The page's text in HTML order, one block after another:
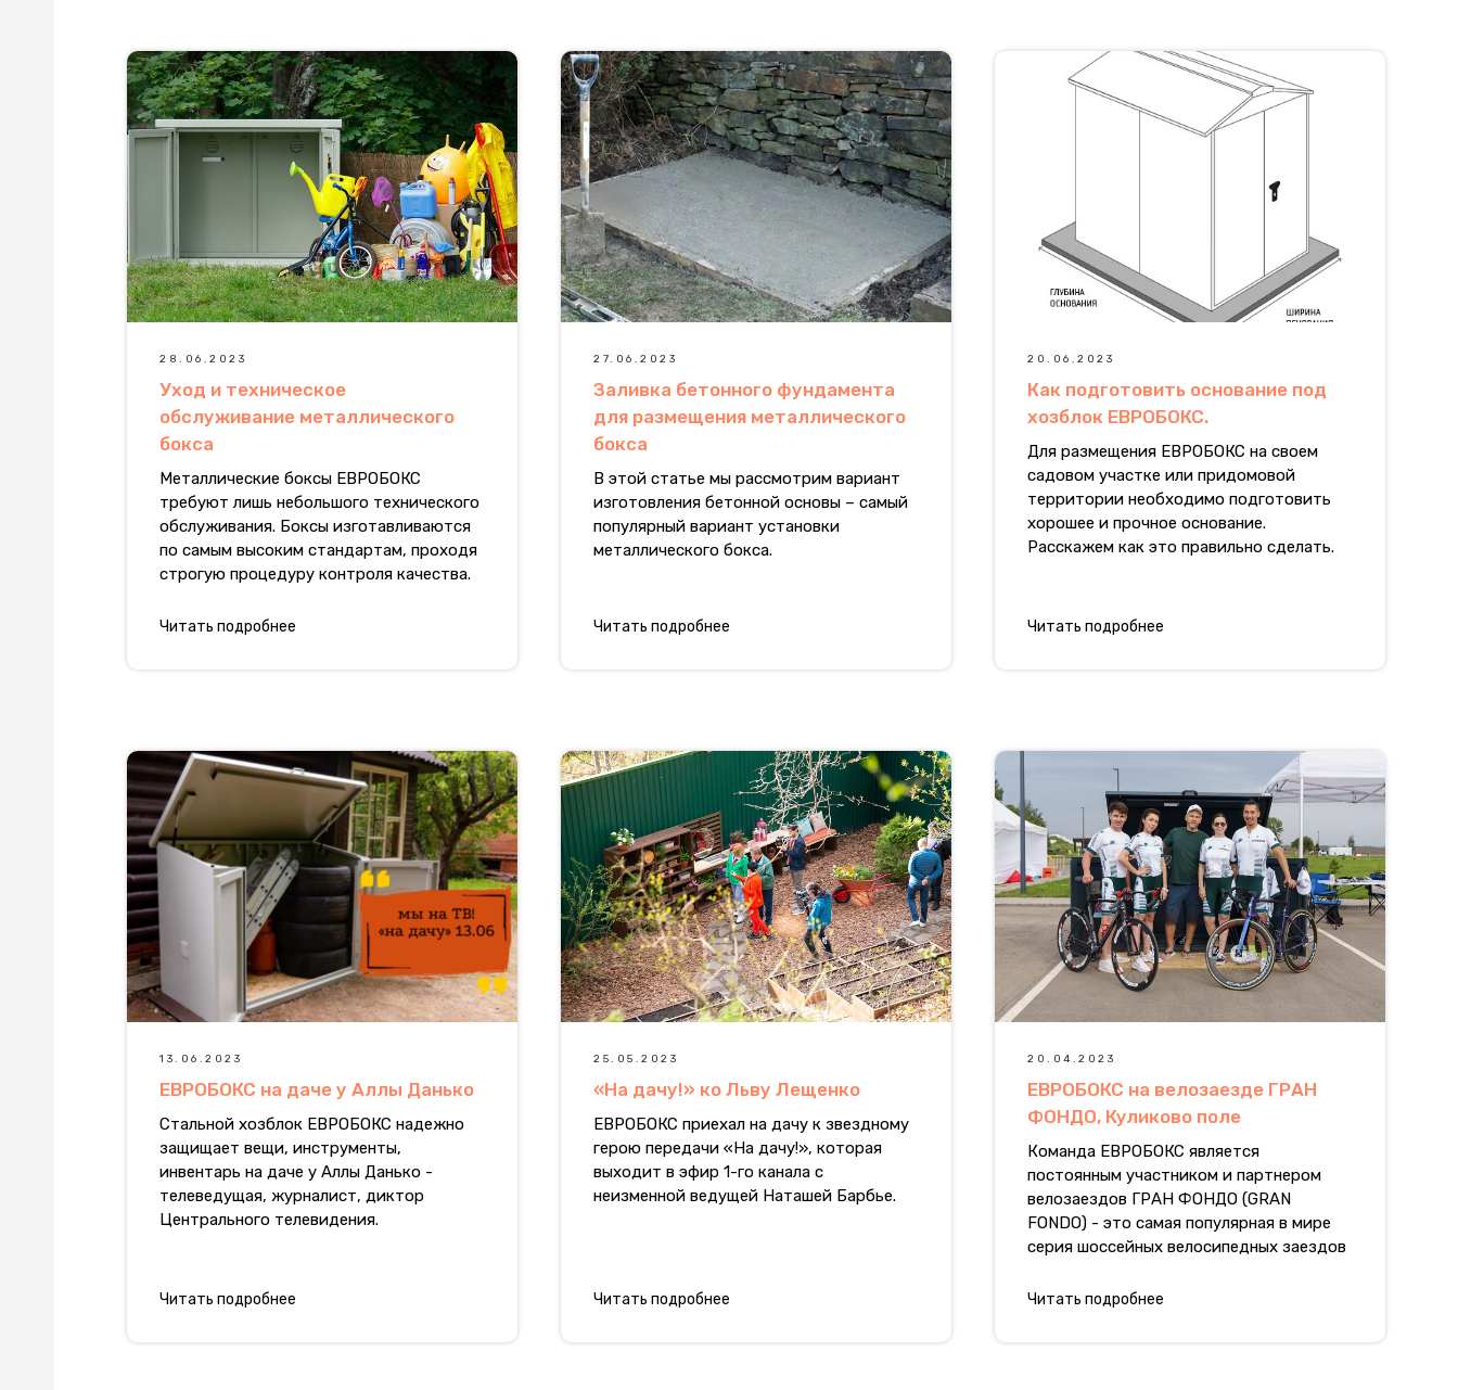
28.06.2023
Уход и техническое
обслуживание металлического
бокса
Металлические боксы ЕВРОБОКС
требуют лишь небольшого технического
обслуживания. Боксы изготавливаются
по самым высоким стандартам, проходя
строгую процедуру контроля качества.
Читать подробнее
27.06.2023
Заливка бетонного фундамента
для размещения металлического
бокса
В этой статье мы рассмотрим вариант
изготовления бетонной основы – самый
популярный вариант установки
металлического бокса.
Читать подробнее
20.06.2023
Как подготовить основание под
хозблок ЕВРОБОКС.
Для размещения ЕВРОБОКС на своем
садовом участке или придомовой
территории необходимо подготовить
хорошее и прочное основание.
Расскажем как это правильно сделать.
Читать подробнее
13.06.2023
ЕВРОБОКС на даче у Аллы Данько
Стальной хозблок ЕВРОБОКС надежно
защищает вещи, инструменты,
инвентарь на даче у Аллы Данько -
телеведущая, журналист, диктор
Центрального телевидения.
Читать подробнее
25.05.2023
«На дачу!» ко Льву Лещенко
ЕВРОБОКС приехал на дачу к звездному
герою передачи «На дачу!», которая
выходит в эфир 1-го канала с
неизменной ведущей Наташей Барбье.
Читать подробнее
20.04.2023
ЕВРОБОКС на велозаезде ГРАН
ФОНДО, Куликово поле
Команда ЕВРОБОКС является
постоянным участником и партнером
велозаездов ГРАН ФОНДО (GRAN
FONDO) - это самая популярная в мире
серия шоссейных велосипедных заездов
Читать подробнее